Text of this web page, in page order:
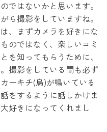
ではないかと思います。
ら撮影をしていますね。
、まずカメラを好きにな
のではなく、楽しいコミ
を知ってもらうために、
撮影をしている間も必ず
ーキチ(烏)が鳴いている
をするように話しかけま
好きになってくれまし